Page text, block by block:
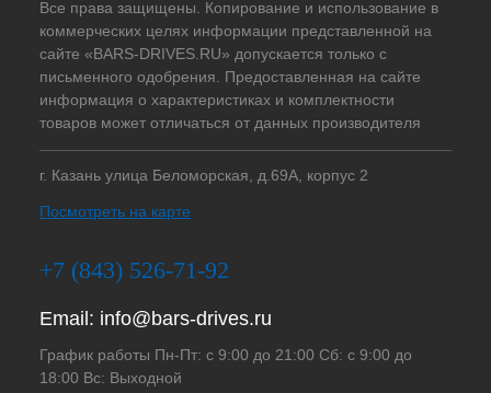
Все права защищены. Копирование и использование в
коммерческих целях информации представленной на
сайте «BARS-DRIVES.RU» допускается только с
письменного одобрения. Предоставленная на сайте
информация о характеристиках и комплектности
товаров может отличаться от данных производителя
г. Казань улица Беломорская, д.69А, корпус 2
Посмотреть на карте
+7 (843) 526-71-92
Email: info@bars-drives.ru
График работы Пн-Пт: с 9:00 до 21:00 Сб: с 9:00 до
18:00 Вс: Выходной